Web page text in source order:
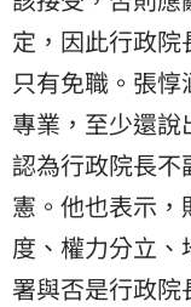
定，因此行政
只有免職。張
專業，至少還
認為行政院長
憲。他也表示
度、權力分立
署與否是行政院